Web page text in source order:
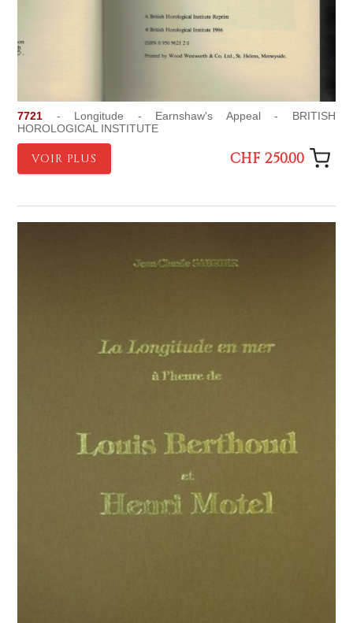
7721 - Longitude - Earnshaw's Appeal - BRITISH
HOROLOGICAL INSTITUTE
VOIR PLUS CHF 250.00